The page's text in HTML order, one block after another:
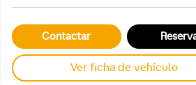
Contactar
Ver ficha de vehículo